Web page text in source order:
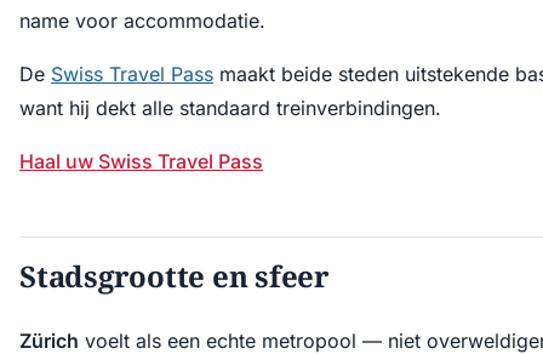
name voor accommodatie.
De Swiss Travel Pass maakt beide steden uitstekende
want hij dekt alle standaard treinverbindingen.
Haal uw Swiss Travel Pass
Stadsgrootte en sfeer
Zürich voelt als een echte metropool — niet